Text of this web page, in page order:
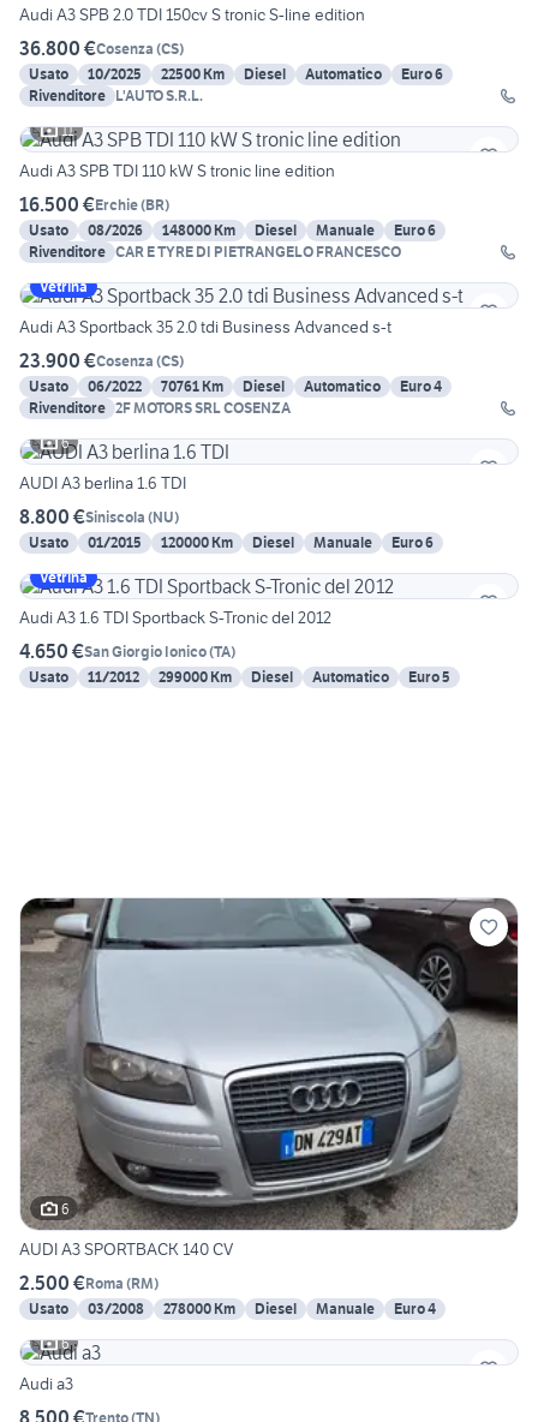
Audi A3 SPB 2.0 TDI 150cv S tronic S-line edition
36.800 €Cosenza (CS)
Usato
10/2025 22500 Km Diesel Automatico
Euro 6
Rivenditore L'AUTO S.R.L.
11
Audi A3 SPB TDI 110 kW S tronic line edition
16.500 €Erchie(BR)
Usato
08/2026 148000 Km Diesel Manuale
Euro 6
Rivenditore CAR E TYRE DI PIETRANGELO FRANCESCO
Vetrina
Audi A3 Sportback 35 2.0 tdi Business Advanced s-t
23.900 €Cosenza (CS)
Usato
06/2022 70761 Km Diesel Automatico
Euro 4
Rivenditore 2F MOTORS SRL COSENZA
6
AUDI A3 berlina 1.6 TDI
8.800 €Siniscola (NU)
Usato
01/2015 120000 Km Diesel Manuale
Euro 6
Vetrina
Audi A3 1.6 TDI Sportback S-Tronic del 2012
4.650 €San Giorgio Ionico(TA)
Usato
11/2012 299000 Km Diesel Automatico Euro 5
6
AUDI A3 SPORTBACK 140 CV
2.500 €Roma (RM)
Usato
03/2008 278000 Km Diesel Manuale
Euro 4
6
Audi a3
Trento(TN)